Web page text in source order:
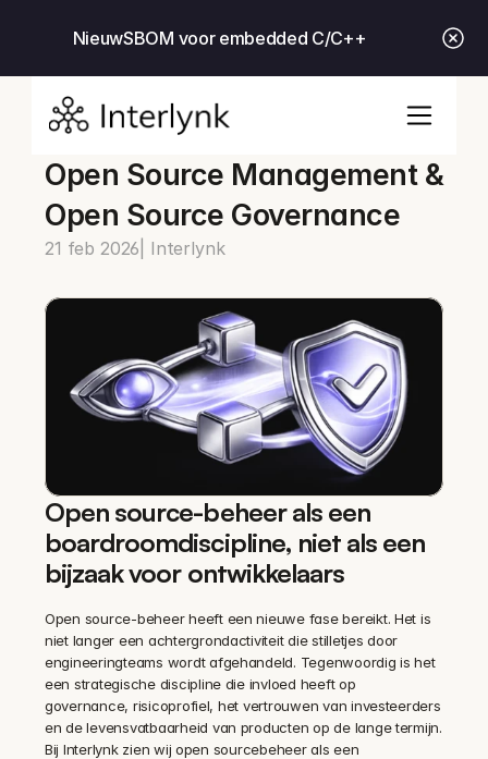
NieuwSBOM voor embedded C/C++
Open Source Management &
Open Source Governance
21 feb 2026 | Interlynk
Open source-beheer als een
boardroomdiscipline, niet als een
bijzaak voor ontwikkelaars
Open source-beheer heeft een nieuwe fase bereikt. Het is
niet langer een achtergrondactiviteit die stilletjes door
engineeringteams wordt afgehandeld. Tegenwoordig is het
een strategische discipline die invloed heeft op
governance, risicoprofiel, het vertrouwen van investeerders
en de levensvatbaarheid van producten op de lange termijn.
Bij Interlynk zien wij open sourcebeheer als een